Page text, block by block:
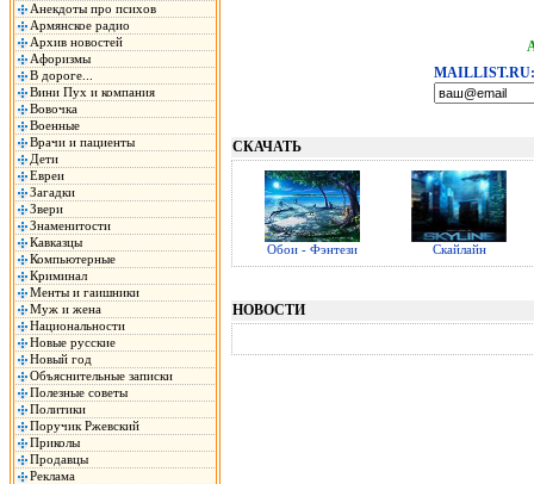
Анекдоты про психов
Армянское радио
Архив новостей
Афоризмы
В дороге...
Вини Пух и компания
Вовочка
Военные
Врачи и пациенты
Дети
Евреи
Загадки
Звери
Знаменитости
Кавказцы
Компьютерные
Криминал
Менты и гаишники
Муж и жена
Национальности
Новые русские
Новый год
Объяснительные записки
Полезные советы
Политики
Поручик Ржевский
Приколы
Продавцы
Реклама
MAILLIST.RU:
СКАЧАТЬ
Обои - Фэнтези Скайлайн
НОВОСТИ